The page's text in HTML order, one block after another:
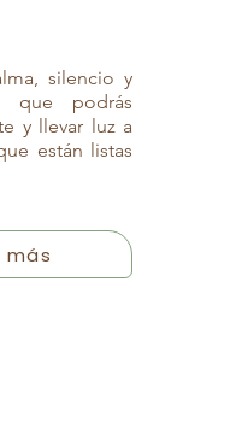
silencio y
que podrás
y llevar luz a
están listas